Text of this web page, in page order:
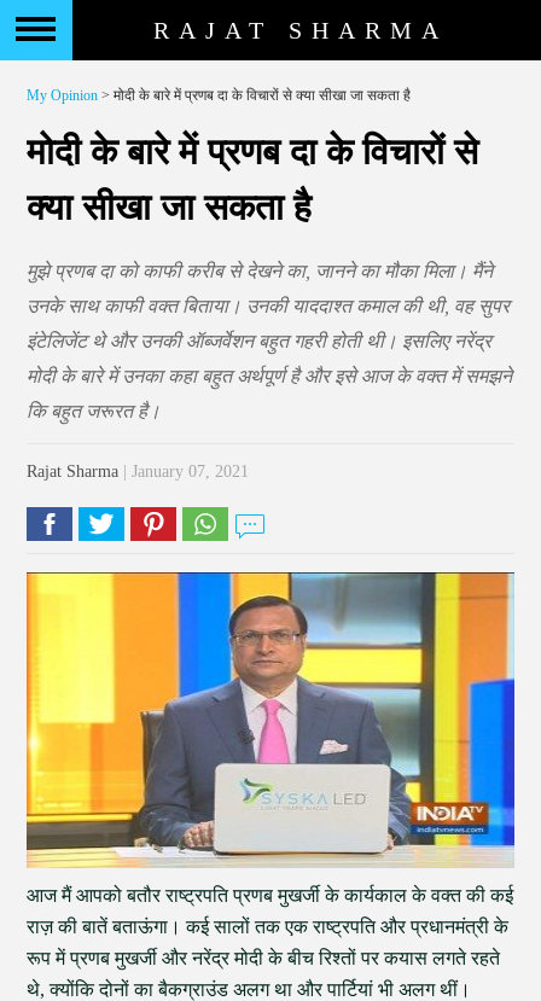
RAJAT SHARMA
My Opinion > मोदी के बारे में प्रणब दा के विचारों से क्या सीखा जा सकता है
मोदी के बारे में प्रणब दा के विचारों से
क्या सीखा जा सकता है
मुझे प्रणब दा को काफी करीब से देखने का, जानने का मौका मिला। मैंने
उनके साथ काफी वक्त बिताया। उनकी याददाश्त कमाल की थी, वह सुपर
इंटेलिजेंट थे और उनकी ऑब्जर्वेशन बहुत गहरी होती थी। इसलिए नरेंद्र
मोदी के बारे में उनका कहा बहुत अर्थपूर्ण है और इसे आज के वक्त में समझने
कि बहुत जरूरत है।
Rajat Sharma | January 07, 2021
आज मैं आपको बतौर राष्ट्रपति प्रणब मुखर्जी के कार्यकाल के वक्त की कई
राज़ की बातें बताऊंगा। कई सालों तक एक राष्ट्रपति और प्रधानमंत्री के
रूप में प्रणब मुखर्जी और नरेंद्र मोदी के बीच रिश्तों पर कयास लगते रहते
थे, क्योंकि दोनों का बैकग्राउंड अलग था और पार्टियां भी अलग थीं।